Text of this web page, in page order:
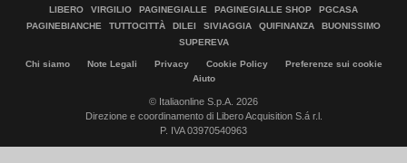
LIBERO VIRGILIO PAGINEGIALLE PAGINEGIALLE SHOP
PGCASA
PAGINEBIANCHE
TUTTOCITTÀ DILEI SIVIAGGIA QUIFINANZA
BUONISSIMO
SUPEREVA
Chi siamo Note Legali Privacy Cookie Policy
Preferenze sui cookie
Aiuto
© Italiaonline S.p.A. 2026
Direzione e coordinamento di Libero Acquisition S.á r.l.
P. IVA 03970540963